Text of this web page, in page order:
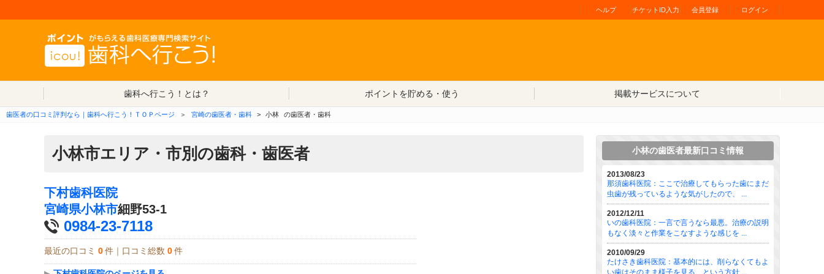
ヘルプ チケットID入力 会員登録 ログイン
歯科へ行こう！とは？
ポイントを貯める・使う 掲載サービスについて
歯医者の口コミ評判なら｜歯科へ行こう！ＴＯＰページ ＞ 宮崎の歯医者・歯科 > 小林 の歯医者・歯科
小林市エリア・市別の歯科・歯医者
下村歯科医院
宮崎県小林市細野53-1
0984-23-7118
最近の口コミ 0 件｜口コミ総数 0 件
小林の歯医者最新口コミ情報
2013/08/23
那須歯科医院：ここで治療してもらった歯にまだ
虫歯が残っているような気がしたので、 ...
2012/12/11
いの歯科医院：一言で言うなら最悪。治療の説明
もなく淡々と作業をこなすような感じを ...
2010/09/29
たけさき歯科医院：基本的には、削らなくてもよ